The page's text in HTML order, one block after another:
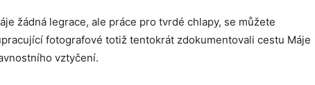
žádná legrace, ale práce pro tvrdé chlapy, se můžete
fotografové totiž tentokrát zdokumentovali cestu Máje
vztyčení.